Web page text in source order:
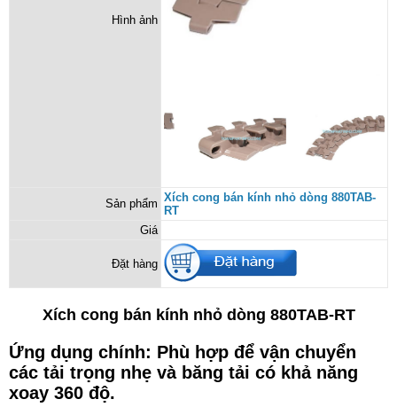
Hình ảnh
Sản phẩm Xích cong bán kính nhỏ dòng 880TAB-
RT
Giá
Đặt hàng
Xích cong bán kính nhỏ dòng 880TAB-RT
Ứng dụng chính: Phù hợp để vận chuyển
các tải trọng nhẹ và băng tải có khả năng
xoay 360 độ.